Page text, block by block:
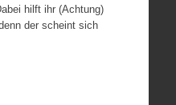
hilft ihr (Achtung)
der scheint sich